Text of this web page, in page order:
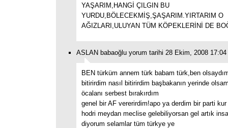
YAŞARIM,HANGİ ÇILGIN BU
YURDU,BÖLECEKMİŞ,ŞAŞARIM.YIRTARIM O
AĞIZLARI,ULUYAN TÜM KÖPEKLERİNİ DE
ASLAN babaoğlu yorum tarihi 28 Ekim, 2008 17:04
BEN türküm annem türk babam türk,ben
bitirirdim nasıl bitirirdim başbakanın yerinde
öcalanı serbest bırakırdım
genel bir AF vererirdim!apo ya derdim bir parti
hodri meydan meclise gelebiliyorsan gel artık
diyorum selamlar tüm türkye ye